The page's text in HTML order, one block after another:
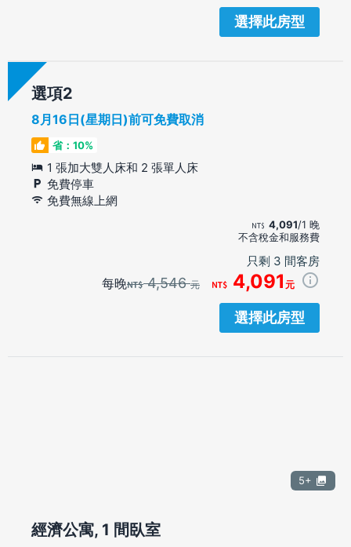
選擇此房型
選項
8月16日(星期日)前可免費取消
省：10%
1 張加大雙人床和 2 張單人床
免費停車
免費無線上網
4,091/1 晚
不含稅金和服務費
只剩 3 間客房
每晚 4,546元 4,091 元
選擇此房型
5+
經濟公寓, 1 間臥室